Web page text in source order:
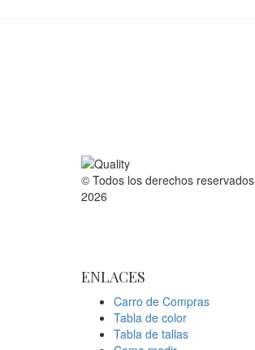
© Todos los derechos reservados
2026
ENLACES
Carro de Compras
Tabla de color
Tabla de tallas